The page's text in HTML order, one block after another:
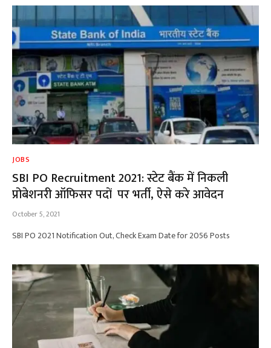
JOBS
SBI PO Recruitment 2021: स्टेट बैंक में निकली
प्रोबेशनरी ऑफिसर पदों पर भर्ती, ऐसे करे आवेदन
October 5, 2021
SBI PO 2021 Notification Out, Check Exam Date for 2056 Posts